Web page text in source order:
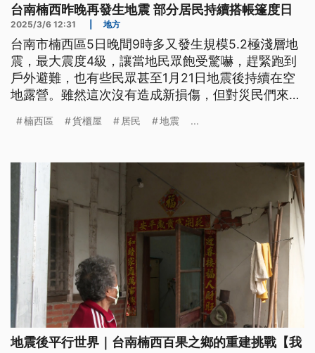
台南楠西昨晚再發生地震 部分居民持續搭帳篷度日
2025/3/6 12:31 地方
台南市楠西區5日晚間9時多又發生規模5.2極淺層地
震，最大震度4級，讓當地民眾飽受驚嚇，趕緊跑到
戶外避難，也有些民眾甚至1月21日地震後持續在空
地露營。雖然這次沒有造成新損傷，但對災民們來說
楠西區 貨櫃屋 居民 地震 ...
地震後平行世界｜台南楠西百果之鄉的重建挑戰【我